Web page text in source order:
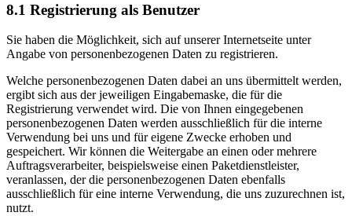
8.1 Registrierung als Benutzer
Sie haben die Möglichkeit, sich auf unserer Internetseite unter
Angabe von personenbezogenen Daten zu registrieren.
Welche personenbezogenen Daten dabei an uns übermittelt werden,
ergibt sich aus der jeweiligen Eingabemaske, die für die
Registrierung verwendet wird. Die von Ihnen eingegebenen
personenbezogenen Daten werden ausschließlich für die interne
Verwendung bei uns und für eigene Zwecke erhoben und
gespeichert. Wir können die Weitergabe an einen oder mehrere
Auftragsverarbeiter, beispielsweise einen Paketdienstleister,
veranlassen, der die personenbezogenen Daten ebenfalls
ausschließlich für eine interne Verwendung, die uns zuzurechnen ist,
nutzt.